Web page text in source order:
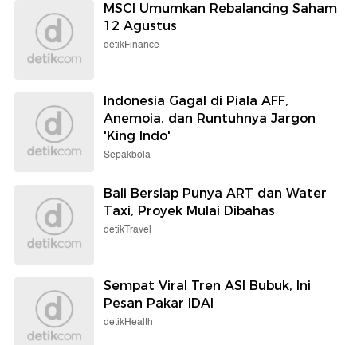
MSCI Umumkan Rebalancing Saham
12 Agustus
detikFinance
Indonesia Gagal di Piala AFF,
Anemoia, dan Runtuhnya Jargon
'King Indo'
Sepakbola
Bali Bersiap Punya ART dan Water
Taxi, Proyek Mulai Dibahas
detikTravel
Sempat Viral Tren ASI Bubuk, Ini
Pesan Pakar IDAI
detikHealth